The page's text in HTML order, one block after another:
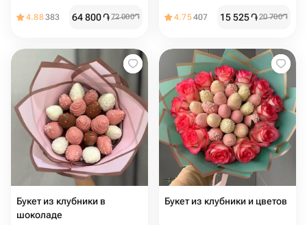
4.88383 64 800֏72 000֏ 4.75407 15 525֏20 700֏
Букет из клубники в
шоколаде
Букет из клубники и цветов